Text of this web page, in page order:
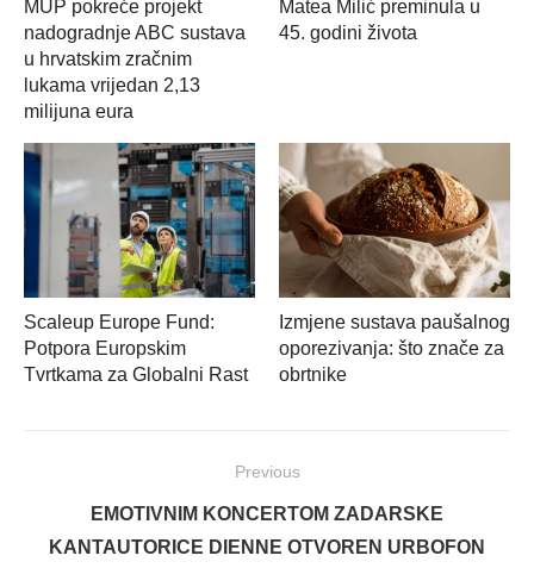
MUP pokreće projekt
nadogradnje ABC sustava
u hrvatskim zračnim
lukama vrijedan 2,13
milijuna eura
Matea Milić preminula u
45. godini života
Scaleup Europe Fund:
Potpora Europskim
Tvrtkama za Globalni Rast
Izmjene sustava paušalnog
oporezivanja: što znače za
obrtnike
objava
Previous
Previous
post:
EMOTIVNIM KONCERTOM ZADARSKE
KANTAUTORICE DIENNE OTVOREN URBOFON